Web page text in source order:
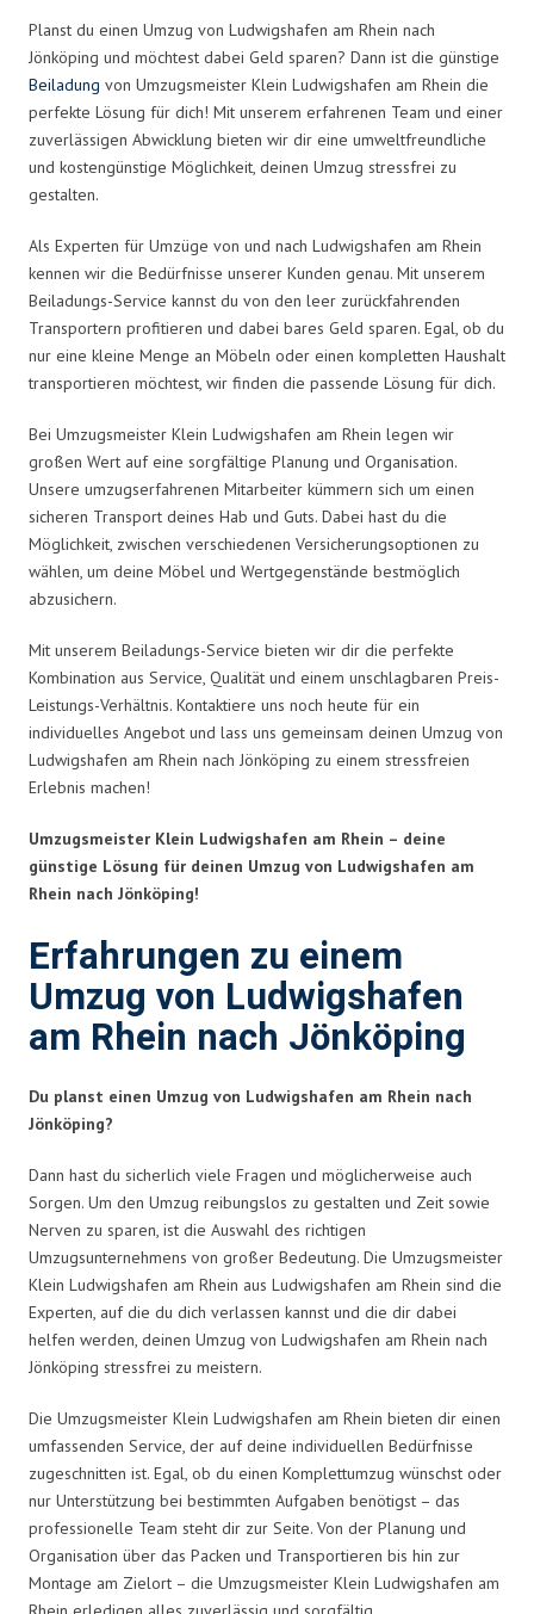
Planst du einen Umzug von Ludwigshafen am Rhein nach
Jönköping und möchtest dabei Geld sparen? Dann ist die günstige
Beiladung von Umzugsmeister Klein Ludwigshafen am Rhein die
perfekte Lösung für dich! Mit unserem erfahrenen Team und einer
zuverlässigen Abwicklung bieten wir dir eine umweltfreundliche
und kostengünstige Möglichkeit, deinen Umzug stressfrei zu
gestalten.
Als Experten für Umzüge von und nach Ludwigshafen am Rhein
kennen wir die Bedürfnisse unserer Kunden genau. Mit unserem
Beiladungs-Service kannst du von den leer zurückfahrenden
Transportern profitieren und dabei bares Geld sparen. Egal, ob du
nur eine kleine Menge an Möbeln oder einen kompletten Haushalt
transportieren möchtest, wir finden die passende Lösung für dich.
Bei Umzugsmeister Klein Ludwigshafen am Rhein legen wir
großen Wert auf eine sorgfältige Planung und Organisation.
Unsere umzugserfahrenen Mitarbeiter kümmern sich um einen
sicheren Transport deines Hab und Guts. Dabei hast du die
Möglichkeit, zwischen verschiedenen Versicherungsoptionen zu
wählen, um deine Möbel und Wertgegenstände bestmöglich
abzusichern.
Mit unserem Beiladungs-Service bieten wir dir die perfekte
Kombination aus Service, Qualität und einem unschlagbaren Preis-
Leistungs-Verhältnis. Kontaktiere uns noch heute für ein
individuelles Angebot und lass uns gemeinsam deinen Umzug von
Ludwigshafen am Rhein nach Jönköping zu einem stressfreien
Erlebnis machen!
Umzugsmeister Klein Ludwigshafen am Rhein – deine
günstige Lösung für deinen Umzug von Ludwigshafen am
Rhein nach Jönköping!
Erfahrungen zu einem
Umzug von Ludwigshafen
am Rhein nach Jönköping
Du planst einen Umzug von Ludwigshafen am Rhein nach
Jönköping?
Dann hast du sicherlich viele Fragen und möglicherweise auch
Sorgen. Um den Umzug reibungslos zu gestalten und Zeit sowie
Nerven zu sparen, ist die Auswahl des richtigen
Umzugsunternehmens von großer Bedeutung. Die Umzugsmeister
Klein Ludwigshafen am Rhein aus Ludwigshafen am Rhein sind die
Experten, auf die du dich verlassen kannst und die dir dabei
helfen werden, deinen Umzug von Ludwigshafen am Rhein nach
Jönköping stressfrei zu meistern.
Die Umzugsmeister Klein Ludwigshafen am Rhein bieten dir einen
umfassenden Service, der auf deine individuellen Bedürfnisse
zugeschnitten ist. Egal, ob du einen Komplettumzug wünschst oder
nur Unterstützung bei bestimmten Aufgaben benötigst – das
professionelle Team steht dir zur Seite. Von der Planung und
Organisation über das Packen und Transportieren bis hin zur
Montage am Zielort – die Umzugsmeister Klein Ludwigshafen am